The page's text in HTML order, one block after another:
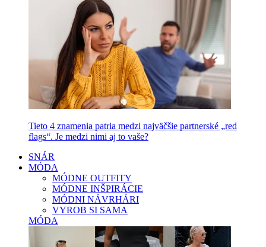
Tieto 4 znamenia patria medzi najväčšie partnerské „red
flags“. Je medzi nimi aj to vaše?
SNÁR
MÓDA
MÓDNE OUTFITY
MÓDNE INŠPIRÁCIE
MÓDNI NÁVRHÁRI
VYROB SI SAMA
MÓDA